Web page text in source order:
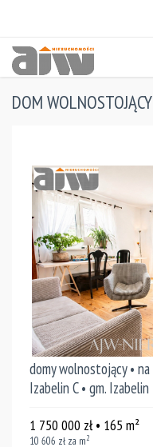
DOM
domy wolnostojący •
Izabelin C • gm. Izabelin
1 750 000 zł• 165 m²
10 606 zł za m2